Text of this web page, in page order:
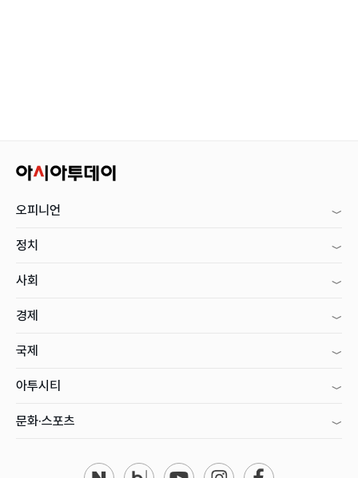
오피니언
정치
사회
경제
국제
아투시티
문화·스포츠